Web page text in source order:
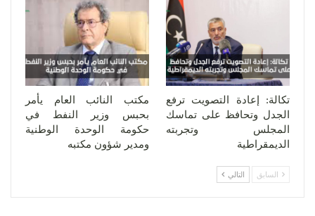
تكالة: إعادة التصويت ترفع
الجدل وتحافظ على تماسك
المجلس وتجربته
الديمقراطية
مكتب النائب العام يأمر
بحبس وزير النفط في
حكومة الوحدة الوطنية
ومدير شؤون مكتبه
السابق التالي